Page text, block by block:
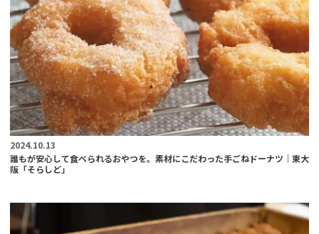
2024.10.13
誰もが安心して食べられるおやつを。素材にこだわった手ごねドーナツ｜東大
阪「そらしど」